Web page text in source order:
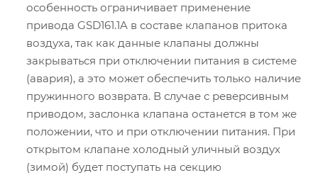
особенность ограничивает применение
привода GSD161.1A в составе клапанов притока
воздуха, так как данные клапаны должны
закрываться при отключении питания в системе
(авария), а это может обеспечить только наличие
пружинного возврата. В случае с реверсивным
приводом, заслонка клапана останется в том же
положении, что и при отключении питания. При
открытом клапане холодный уличный воздух
(зимой) будет поступать на секцию